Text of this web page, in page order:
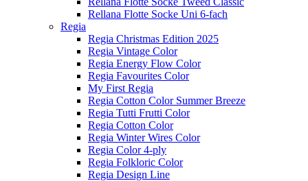
Rellana Flotte Socke Uni 6-fach
Regia
Regia Christmas Edition 2025
Regia Vintage Color
Regia Energy Flow Color
Regia Favourites Color
My First Regia
Regia Cotton Color Summer Breeze
Regia Tutti Frutti Color
Regia Cotton Color
Regia Winter Wires Color
Regia Color 4-ply
Regia Folkloric Color
Regia Design Line